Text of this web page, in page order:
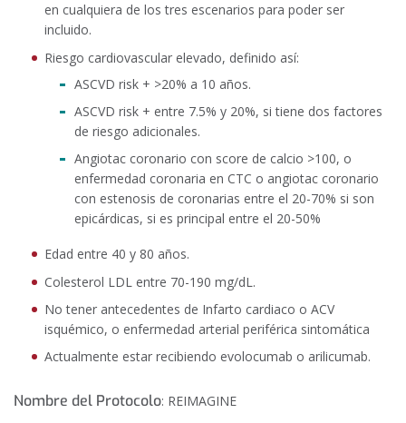
en cualquiera de los tres escenarios para poder ser
incluido.
Riesgo cardiovascular elevado, definido así:
ASCVD risk + >20% a 10 años.
ASCVD risk + entre 7.5% y 20%, si tiene dos factores
de riesgo adicionales.
Angiotac coronario con score de calcio >100, o
enfermedad coronaria en CTC o angiotac coronario
con estenosis de coronarias entre el 20-70% si son
epicárdicas, si es principal entre el 20-50%
Edad entre 40 y 80 años.
Colesterol LDL entre 70-190 mg/dL.
No tener antecedentes de Infarto cardiaco o ACV
isquémico, o enfermedad arterial periférica sintomática
Actualmente estar recibiendo evolocumab o arilicumab.
Nombre del Protocolo: REIMAGINE